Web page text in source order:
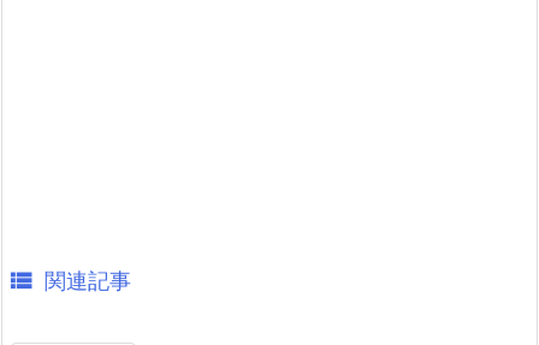
 関連記事